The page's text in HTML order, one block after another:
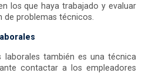
los que haya trabajado y evaluar
de problemas técnicos.
laborales también es una técnica
contactar a los empleadores